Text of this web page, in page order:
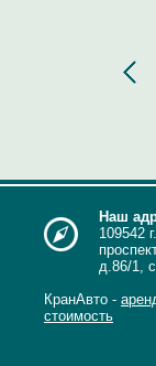
Наш
109542
д.86/1,
КранАвто -
стоимость